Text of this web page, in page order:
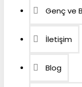
Genç ve
İletişim
Blog